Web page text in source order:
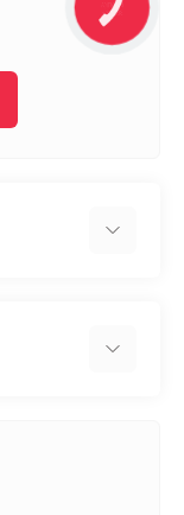
КНОПКА
ЗВ'ЯЗКУ